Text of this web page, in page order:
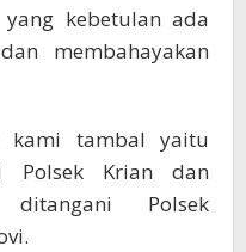
kebetulan ada
membahayakan
kami tambal yaitu
Polsek Krian dan
ditangani Polsek